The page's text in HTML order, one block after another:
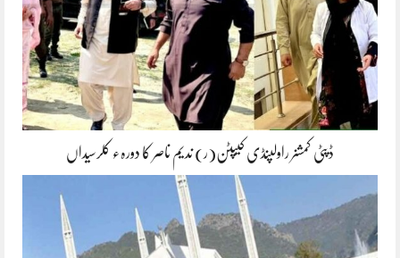
ڈپٹی کمشنر راولپنڈی کیپٹن(ر) ندیم ناصر کا دورہء کلرسیداں